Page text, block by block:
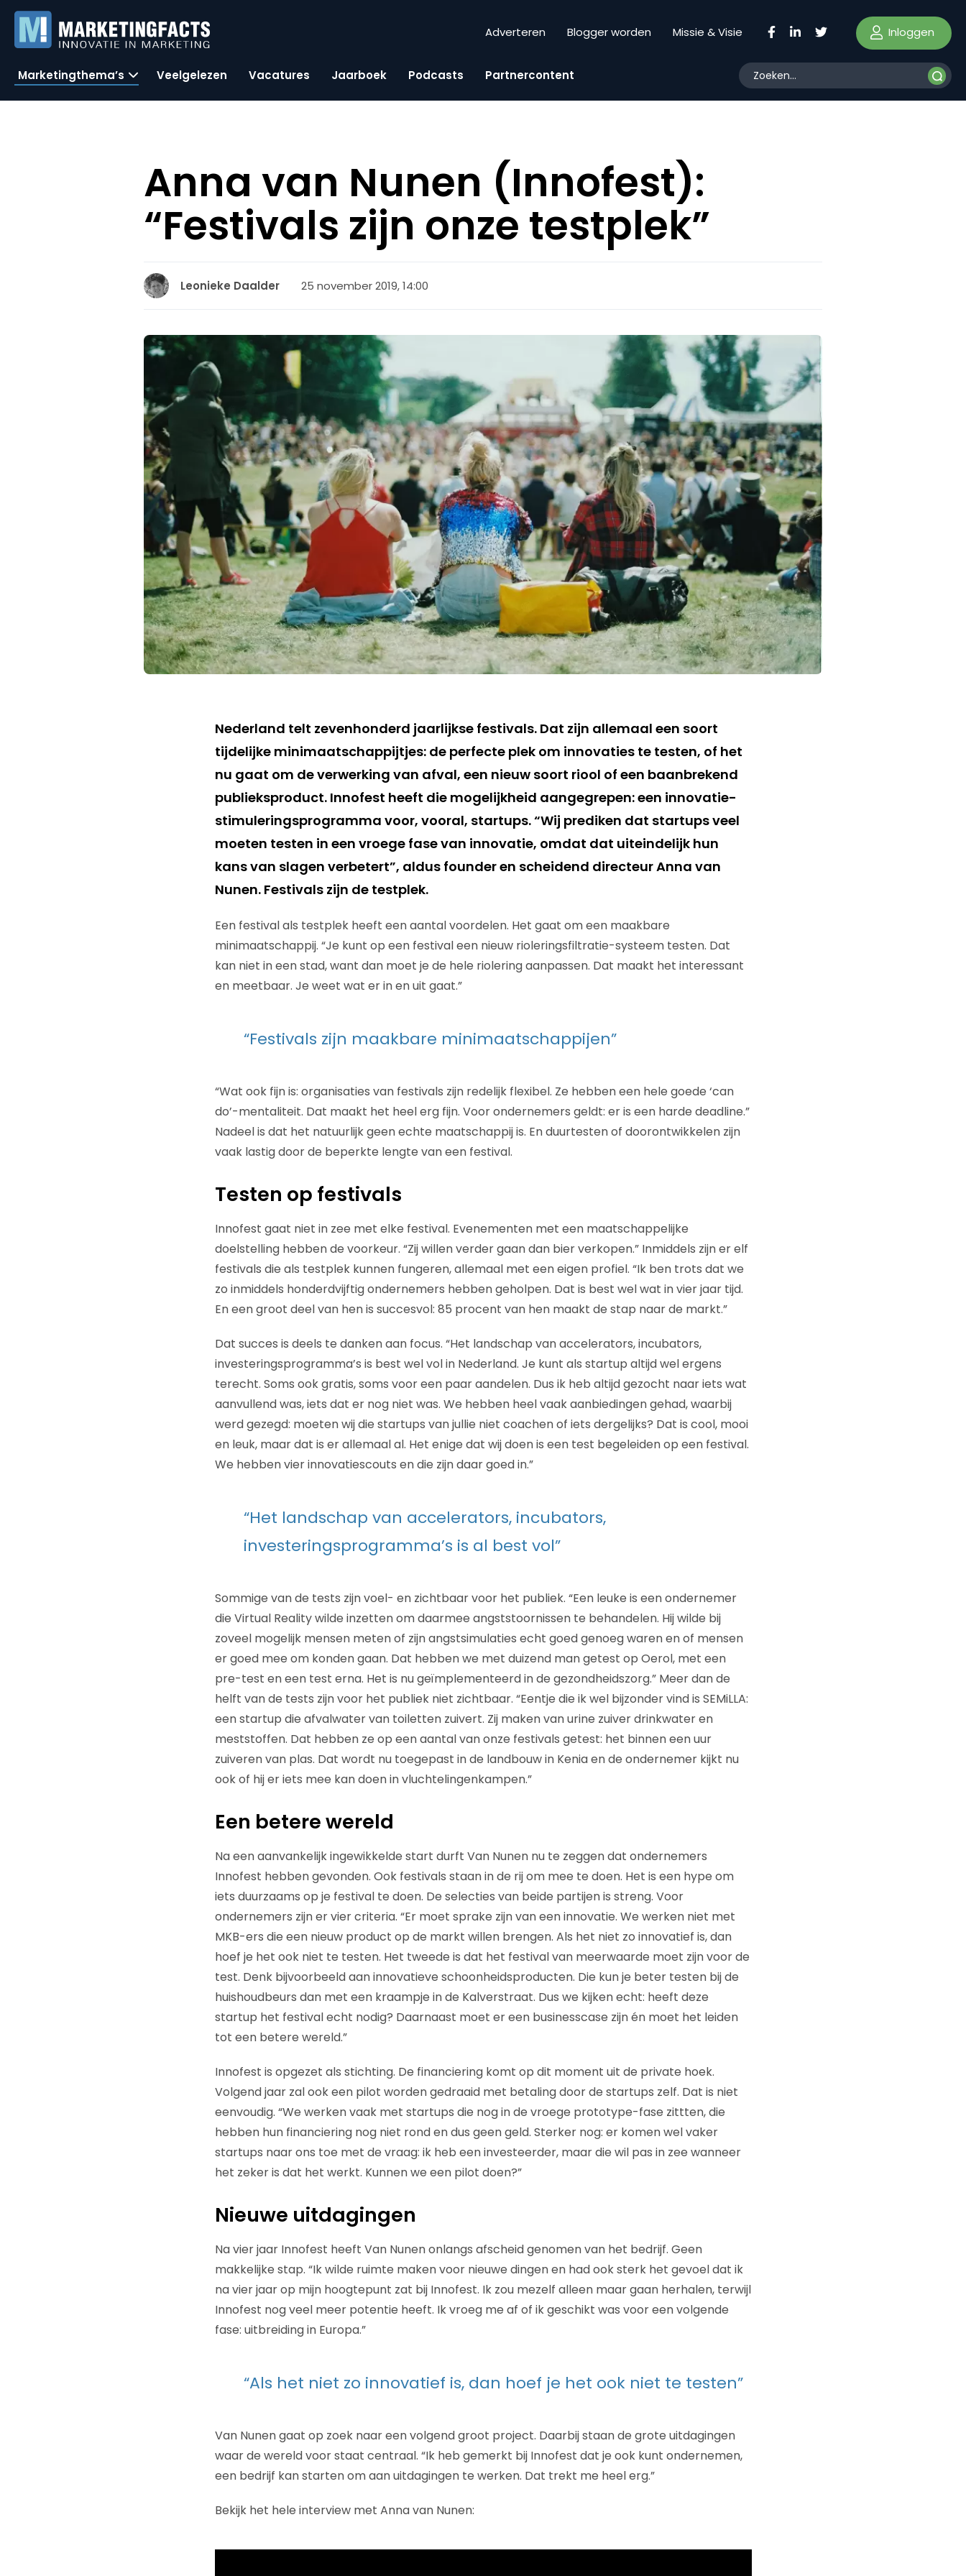
Adverteren Blogger worden Missie & Visie Inloggen
Marketingthema’s Veelgelezen Vacatures Jaarboek Podcasts Partnercontent
Anna van Nunen (Innofest):
“Festivals zijn onze testplek”
Leonieke Daalder 25 november 2019, 14:00
Nederland telt zevenhonderd jaarlijkse festivals. Dat zijn allemaal een soort
tijdelijke minimaatschappijtjes: de perfecte plek om innovaties te testen, of het
nu gaat om de verwerking van afval, een nieuw soort riool of een baanbrekend
publieksproduct. Innofest heeft die mogelijkheid aangegrepen: een innovatie-
stimuleringsprogramma voor, vooral, startups. “Wij prediken dat startups veel
moeten testen in een vroege fase van innovatie, omdat dat uiteindelijk hun
kans van slagen verbetert”, aldus founder en scheidend directeur Anna van
Nunen. Festivals zijn de testplek.
Een festival als testplek heeft een aantal voordelen. Het gaat om een maakbare
minimaatschappij. “Je kunt op een festival een nieuw rioleringsfiltratie-systeem testen. Dat
kan niet in een stad, want dan moet je de hele riolering aanpassen. Dat maakt het interessant
en meetbaar. Je weet wat er in en uit gaat.”
“Festivals zijn maakbare minimaatschappijen”
“Wat ook fijn is: organisaties van festivals zijn redelijk flexibel. Ze hebben een hele goede ‘can
do’-mentaliteit. Dat maakt het heel erg fijn. Voor ondernemers geldt: er is een harde deadline.”
Nadeel is dat het natuurlijk geen echte maatschappij is. En duurtesten of doorontwikkelen zijn
vaak lastig door de beperkte lengte van een festival.
Testen op festivals
Innofest gaat niet in zee met elke festival. Evenementen met een maatschappelijke
doelstelling hebben de voorkeur. “Zij willen verder gaan dan bier verkopen.” Inmiddels zijn er elf
festivals die als testplek kunnen fungeren, allemaal met een eigen profiel. “Ik ben trots dat we
zo inmiddels honderdvijftig ondernemers hebben geholpen. Dat is best wel wat in vier jaar tijd.
En een groot deel van hen is succesvol: 85 procent van hen maakt de stap naar de markt.”
Dat succes is deels te danken aan focus. “Het landschap van accelerators, incubators,
investeringsprogramma’s is best wel vol in Nederland. Je kunt als startup altijd wel ergens
terecht. Soms ook gratis, soms voor een paar aandelen. Dus ik heb altijd gezocht naar iets wat
aanvullend was, iets dat er nog niet was. We hebben heel vaak aanbiedingen gehad, waarbij
werd gezegd: moeten wij die startups van jullie niet coachen of iets dergelijks? Dat is cool, mooi
en leuk, maar dat is er allemaal al. Het enige dat wij doen is een test begeleiden op een festival.
We hebben vier innovatiescouts en die zijn daar goed in.”
“Het landschap van accelerators, incubators,
investeringsprogramma’s is al best vol”
Sommige van de tests zijn voel- en zichtbaar voor het publiek. “Een leuke is een ondernemer
die Virtual Reality wilde inzetten om daarmee angststoornissen te behandelen. Hij wilde bij
zoveel mogelijk mensen meten of zijn angstsimulaties echt goed genoeg waren en of mensen
er goed mee om konden gaan. Dat hebben we met duizend man getest op Oerol, met een
pre-test en een test erna. Het is nu geïmplementeerd in de gezondheidszorg.” Meer dan de
helft van de tests zijn voor het publiek niet zichtbaar. “Eentje die ik wel bijzonder vind is SEMiLLA:
een startup die afvalwater van toiletten zuivert. Zij maken van urine zuiver drinkwater en
meststoffen. Dat hebben ze op een aantal van onze festivals getest: het binnen een uur
zuiveren van plas. Dat wordt nu toegepast in de landbouw in Kenia en de ondernemer kijkt nu
ook of hij er iets mee kan doen in vluchtelingenkampen.”
Een betere wereld
Na een aanvankelijk ingewikkelde start durft Van Nunen nu te zeggen dat ondernemers
Innofest hebben gevonden. Ook festivals staan in de rij om mee te doen. Het is een hype om
iets duurzaams op je festival te doen. De selecties van beide partijen is streng. Voor
ondernemers zijn er vier criteria. “Er moet sprake zijn van een innovatie. We werken niet met
MKB-ers die een nieuw product op de markt willen brengen. Als het niet zo innovatief is, dan
hoef je het ook niet te testen. Het tweede is dat het festival van meerwaarde moet zijn voor de
test. Denk bijvoorbeeld aan innovatieve schoonheidsproducten. Die kun je beter testen bij de
huishoudbeurs dan met een kraampje in de Kalverstraat. Dus we kijken echt: heeft deze
startup het festival echt nodig? Daarnaast moet er een businesscase zijn én moet het leiden
tot een betere wereld.”
Innofest is opgezet als stichting. De financiering komt op dit moment uit de private hoek.
Volgend jaar zal ook een pilot worden gedraaid met betaling door de startups zelf. Dat is niet
eenvoudig. “We werken vaak met startups die nog in de vroege prototype-fase zittten, die
hebben hun financiering nog niet rond en dus geen geld. Sterker nog: er komen wel vaker
startups naar ons toe met de vraag: ik heb een investeerder, maar die wil pas in zee wanneer
het zeker is dat het werkt. Kunnen we een pilot doen?”
Nieuwe uitdagingen
Na vier jaar Innofest heeft Van Nunen onlangs afscheid genomen van het bedrijf. Geen
makkelijke stap. “Ik wilde ruimte maken voor nieuwe dingen en had ook sterk het gevoel dat ik
na vier jaar op mijn hoogtepunt zat bij Innofest. Ik zou mezelf alleen maar gaan herhalen, terwijl
Innofest nog veel meer potentie heeft. Ik vroeg me af of ik geschikt was voor een volgende
fase: uitbreiding in Europa.”
“Als het niet zo innovatief is, dan hoef je het ook niet te testen”
Van Nunen gaat op zoek naar een volgend groot project. Daarbij staan de grote uitdagingen
waar de wereld voor staat centraal. “Ik heb gemerkt bij Innofest dat je ook kunt ondernemen,
een bedrijf kan starten om aan uitdagingen te werken. Dat trekt me heel erg.”
Bekijk het hele interview met Anna van Nunen: